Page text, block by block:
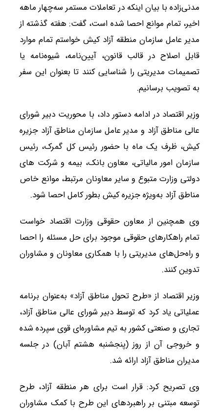
مدنی‌زاده با بیان اینکه در تعاملات مستمر سه‌چهار ماهه
اخیر، تمام موانع احصا شده است، گفت: هفته گذشته از
مدیر عامل سازمان منطقه آزاد کیش خواستم تمام موارد
قابل اصلاح در قالب قانون، آیین‌نامه، شیوه‌نامه یا
تصمیمات مدیریتی را شناسایی کنند تا بعنوان این سفر
به تصویب برسانیم.
وزیر اقتصاد در ادامه دستور داد، با محوریت دبیر شورای
عالی مناطق آزاد و مدیر عامل سازمان مناطق آزاد جزیره
کیش، ظرف یک ماه با حضور رئیس کل گمرک، رئیس
سازمان امور مالیاتی، معاون بانک، بیمه و شرکت های
دولتی وزارت متبوع و سایر معاونان مرتبط، موانع خاص
مناطق آزاد به‌ویژه جزیره کیش بطور کامل احصا شود.
وی همچنین از معاون حقوقی وزارت اقتصاد خواست
تمام راهکارهای حقوقی موجود برای حل مسئله را احصا
و راه‌حل‌های مدیریتی را با همکاری معاونان و مشاوران
تدوین کنند.
وزیر اقتصاد از «طرح تحول مناطق آزاد» به‌عنوان برنامه
عملیاتی یاد کرد که توسط دبیر شورای عالی مناطق آزاد،
تجاری و صنعتی کشور به تیم مشاوره‌ای قوی سپرده شده
و خروجی آن از روز (پنجشنبه هشتم آبان) در جلسه
مدیران مناطق آزاد ارائه شد.
وی تصریح کرد: قرار است برای هر منطقه آزاد، طرح
توسعه مبتنی بر راهبردهای این طرح با کمک مشاوران